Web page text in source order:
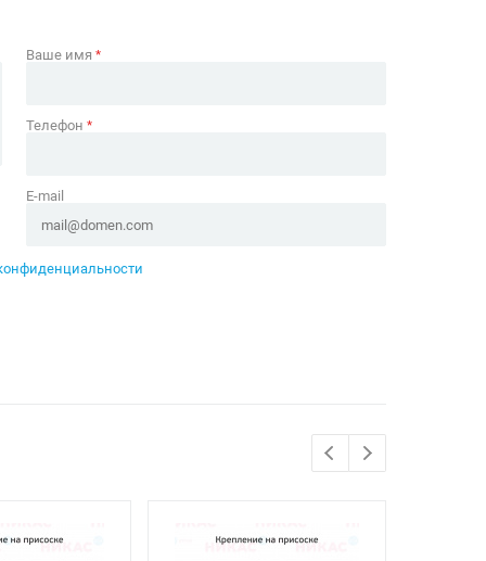
Ваше имя *
Телефон *
E-mail